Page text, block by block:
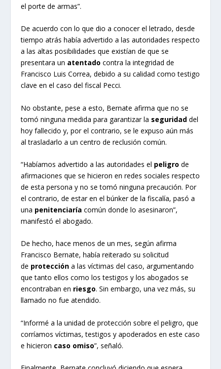
el porte de armas”.
De acuerdo con lo que dio a conocer el letrado, desde
tiempo atrás había advertido a las autoridades respecto
a las altas posibilidades que existían de que se
presentara un atentadocontra la integridad de
Francisco Luis Correa, debido a su calidad como testigo
clave en el caso del fiscal Pecci.
No obstante, pese a esto, Bernate afirma que no se
tomó ninguna medida para garantizar la seguridaddel
hoy fallecido y, por el contrario, se le expuso aún más
al trasladarlo a un centro de reclusión común.
“Habíamos advertido a las autoridades el peligrode
afirmaciones que se hicieron en redes sociales respecto
de esta persona y no se tomó ninguna precaución. Por
el contrario, de estar en el búnker de la fiscalía, pasó a
una penitenciaríacomún donde lo asesinaron”,
manifestó el abogado.
De hecho, hace menos de un mes, según afirma
Francisco Bernate, había reiterado su solicitud
de proteccióna las víctimas del caso, argumentando
que tanto ellos como los testigos y los abogados se
encontraban en riesgo. Sin embargo, una vez más, su
llamado no fue atendido.
“Informé a la unidad de protección sobre el peligro, que
corríamos víctimas, testigos y apoderados en este caso
e hicieron caso omiso”, señaló.